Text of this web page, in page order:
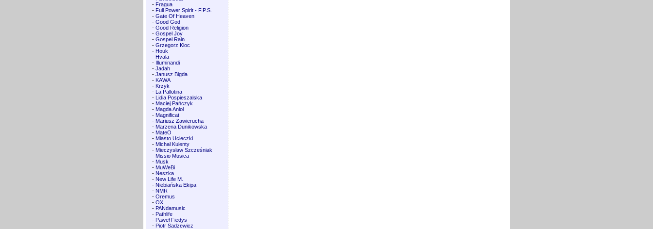
- Fragua
- Full Power Spirit - F.P.S.
- Gate Of Heaven
- Good God
- Good Religion
- Gospel Joy
- Gospel Rain
- Grzegorz Kloc
- Houk
- Hvala
- Illuminandi
- Jadah
- Janusz Bigda
- KAWA
- Krzyk
- La Pallotina
- Lidia Pospieszalska
- Maciej Pańczyk
- Magda Anioł
- Magnificat
- Mariusz Zawierucha
- Marzena Dunikowska
- MateO
- Miasto Ucieczki
- Michał Kulenty
- Mieczysław Szcześniak
- Missio Musica
- Musk
- MuWeBi
- Neszka
- New Life M.
- Niebiańska Ekipa
- NMR
- Oremus
- OX
- PANdamusic
- Pathlife
- Paweł Fiedys
- Piotr Sadzewicz